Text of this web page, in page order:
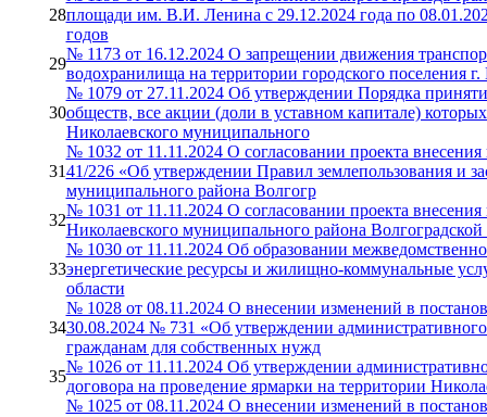
28площади им. В.И. Ленина с 29.12.2024 года по
годов
29
№ 1173 от 16.12.2024 О запрещении движения
водохранилища на территории городского поселения
30
№ 1079 от 27.11.2024 Об утверждении Порядка
обществ, все акции (доли в уставном капитале)
Николаевского муниципального
31
№ 1032 от 11.11.2024 О согласовании проекта
41/226 «Об утверждении Правил землепользования и
муниципального района Волгогр
32
№ 1031 от 11.11.2024 О согласовании проекта
Николаевского муниципального района Волгоградской
33
№ 1030 от 11.11.2024 Об образовании
энергетические ресурсы и жилищно-коммунальные
области
34
№ 1028 от 08.11.2024 О внесении изменений в
30.08.2024 № 731 «Об утверждении
гражданам для собственных нужд
35
№ 1026 от 11.11.2024 Об утверждении
договора на проведение ярмарки на территории
№ 1025 от 08.11.2024 О внесении изменений в